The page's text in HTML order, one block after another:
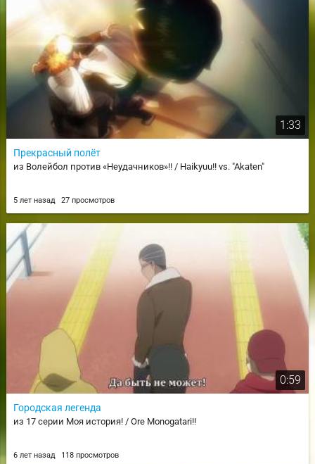
1:33
Прекрасный полёт
из Волейбол против «Неудачников»!! / Haikyuu!! vs. "Akaten"
5 лет назад 27 просмотров
0:59
Городская легенда
из 17 серии Моя история! / Ore Monogatari!!
6 лет назад 118 просмотров